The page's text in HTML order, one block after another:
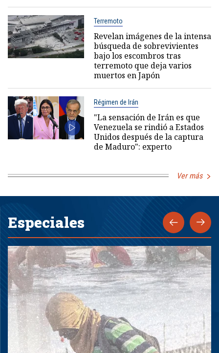
Terremoto
Revelan imágenes de la intensa
búsqueda de sobrevivientes
bajo los escombros tras
terremoto que deja varios
muertos en Japón
Régimen de Irán
"La sensación de Irán es que
Venezuela se rindió a Estados
Unidos después de la captura
de Maduro": experto
Ver más
Especiales